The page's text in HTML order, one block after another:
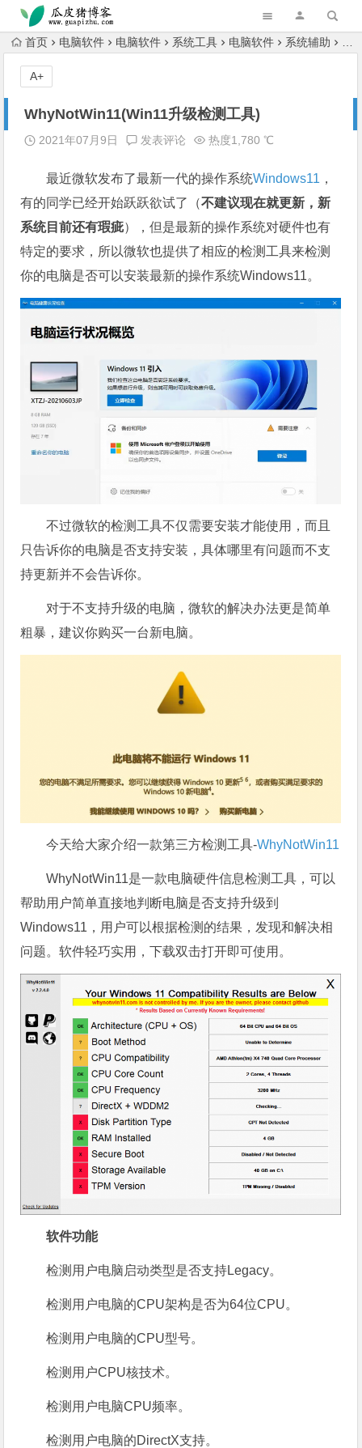
跳转到主内容
首页 电脑软件 电脑软件 系统工具 电脑软件 系统辅助
WhyNotWin11(Win11升级检测工具)
2021年07月9日 发表评论 热度1,780 ℃
最近微软发布了最新一代的操作系统Windows11 ，
有的同学已经开始跃跃欲试了（不建议现在就更新，新
系统目前还有瑕疵），但是最新的操作系统对硬件也有
特定的要求，所以微软也提供了相应的检测工具来检测
你的电脑是否可以安装最新的操作系统Windows11。
不过微软的检测工具不仅需要安装才能使用，而且
只告诉你的电脑是否支持安装，具体哪里有问题而不支
持更新并不会告诉你。
对于不支持升级的电脑，微软的解决办法更是简单
粗暴，建议你购买一台新电脑。
今天给大家介绍一款第三方检测工具-WhyNotWin11
WhyNotWin11是一款电脑硬件信息检测工具，可以
帮助用户简单直接地判断电脑是否支持升级到
Windows11，用户可以根据检测的结果，发现和解决相
问题。软件轻巧实用，下载双击打开即可使用。
软件功能
检测用户电脑启动类型是否支持Legacy。
检测用户电脑的CPU架构是否为64位CPU。
检测用户电脑的CPU型号。
检测用户CPU核技术。
检测用户电脑CPU频率。
检测用户电脑的DirectX支持。
A+